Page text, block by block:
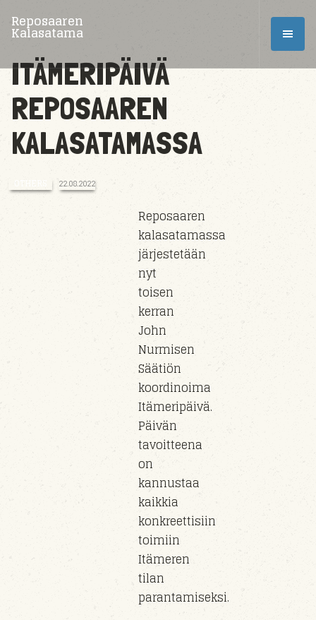
Reposaaren
Kalasatama
ITÄMERIPÄIVÄ
REPOSAAREN
KALASATAMASSA
OTHERS 22.08.2022
Reposaaren
kalasatamassa
järjestetään
nyt
toisen
kerran
John
Nurmisen
Säätiön
koordinoima
Itämeripäivä.
Päivän
tavoitteena
on
kannustaa
kaikkia
konkreettisiin
toimiin
Itämeren
tilan
parantamiseksi.